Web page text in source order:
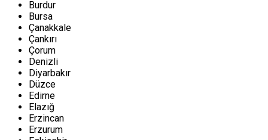
Burdur
Bursa
Çanakkale
Çankırı
Çorum
Denizli
Diyarbakır
Düzce
Edirne
Elazığ
Erzincan
Erzurum